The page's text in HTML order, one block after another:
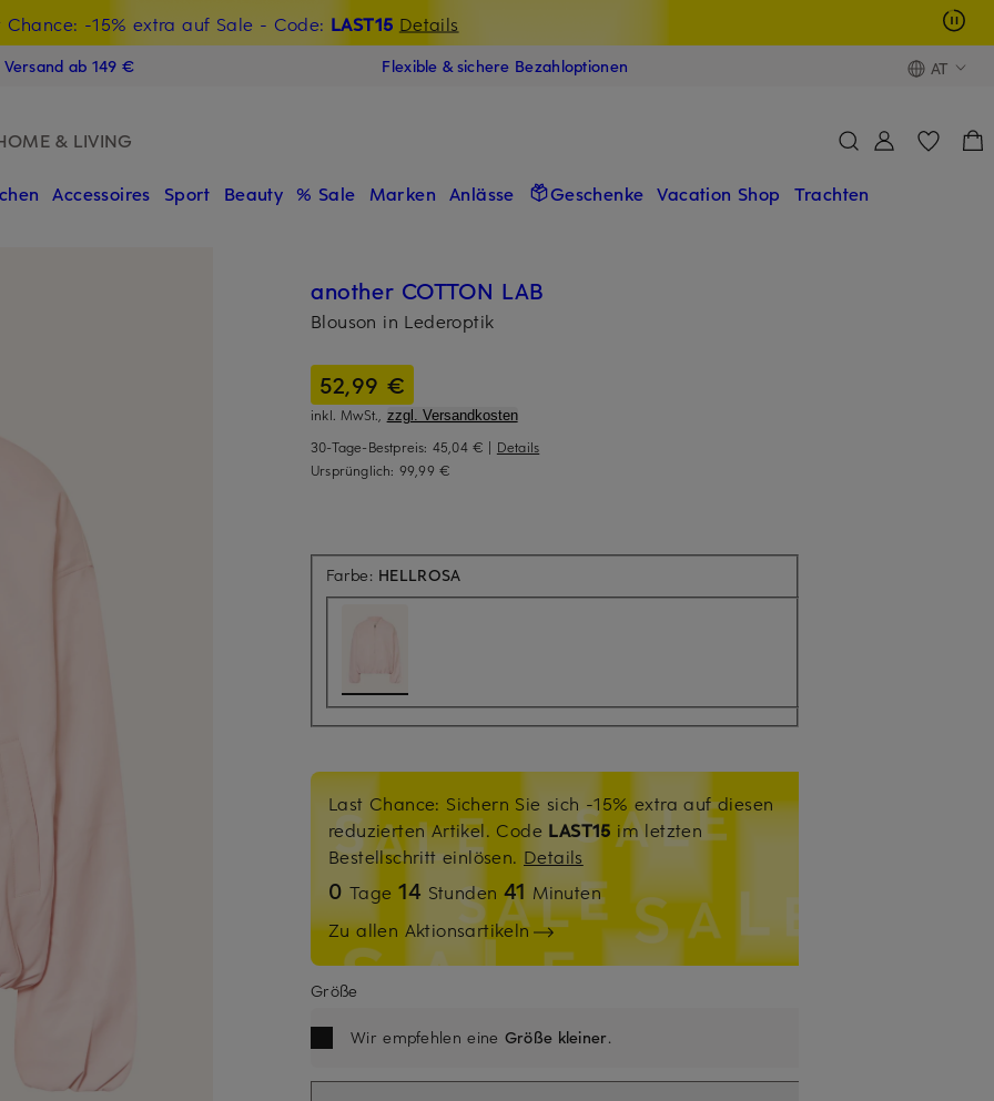
Chance: -15% extra auf Sale - Code: LAST15 Details
Willkommensgutschein mit Beyond sichern
ab 149 € Flexible & sichere Bezahloptionen AT
& LIVING
Accessoires Sport Beauty % Sale Marken Anlässe Geschenke Vacation Shop Trachten
another COTTON LAB
Blouson in Lederoptik
52,99 €
inkl. MwSt., zzgl. Versandkosten
30-Tage-Bestpreis: 45,04 € | Details
Ursprünglich: 99,99 €
Farbe: HELLROSA
Last Chance: Sichern Sie sich -15% extra auf diesen
reduzierten Artikel. Code LAST15 im letzten
Bestellschritt einlösen. Details
0 Tage14 Stunden 41 Minuten
Zu allen Aktionsartikeln
Größe
Wir empfehlen eine Größe kleiner.